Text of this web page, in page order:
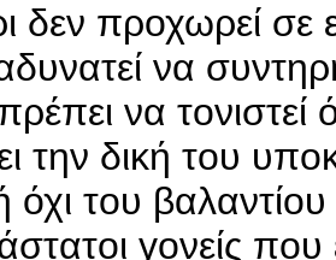
δεν προχωρεί σε
να
να τονιστεί
την δική του
όχι του
γονείς που